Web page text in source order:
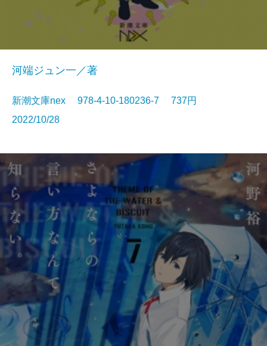
河端ジュン一／著
新潮文庫nex 978-4-10-180236-7 737円
2022/10/28